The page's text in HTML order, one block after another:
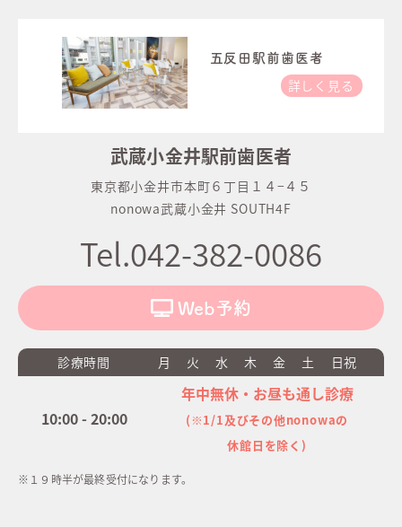
五反田駅前歯医者
詳しく見る
武蔵小金井駅前歯医者
東京都小金井市本町６丁目１４−４５
nonowa武蔵小金井 SOUTH4F
Tel.042-382-0086
Web予約
診療時間 月 火 水 木 金 土 日祝
10:00 - 20:00
年中無休・お昼も通し診療
(※1/1及びその他nonowaの
休館日を除く)
※１９時半が最終受付になります。